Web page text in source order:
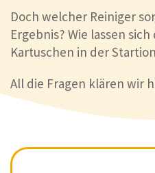
Doch welcher Reiniger
Ergebnis? Wie lassen
Kartuschen in der
All die Fragen klären wir